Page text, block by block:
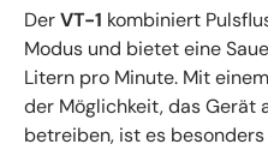
DerVT-1 kombiniert
Modus und bietet eine
Litern pro Minute. Mit
der Möglichkeit, das Gerät
betreiben, ist es